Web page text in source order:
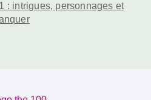
: intrigues, personnages et